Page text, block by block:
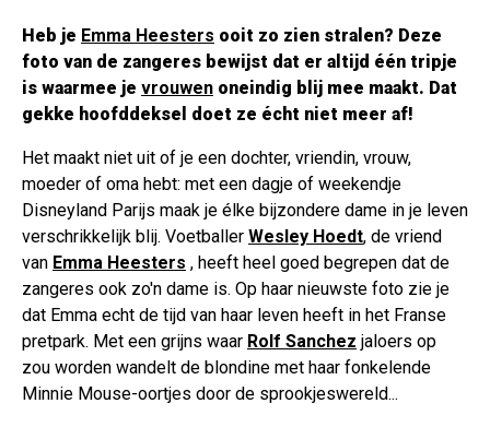
Heb je Emma Heesters ooit zo zien stralen? Deze
foto van de zangeres bewijst dat er altijd één tripje
is waarmee je vrouwen oneindig blij mee maakt. Dat
gekke hoofddeksel doet ze écht niet meer af!
Het maakt niet uit of je een dochter, vriendin, vrouw,
moeder of oma hebt: met een dagje of weekendje
Disneyland Parijs maak je élke bijzondere dame in je leven
verschrikkelijk blij. Voetballer Wesley Hoedt, de vriend
van Emma Heesters , heeft heel goed begrepen dat de
zangeres ook zo'n dame is. Op haar nieuwste foto zie je
dat Emma echt de tijd van haar leven heeft in het Franse
pretpark. Met een grijns waar Rolf Sanchez jaloers op
zou worden wandelt de blondine met haar fonkelende
Minnie Mouse-oortjes door de sprookjeswereld...